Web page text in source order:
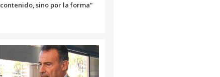
contenido, sino por la forma"